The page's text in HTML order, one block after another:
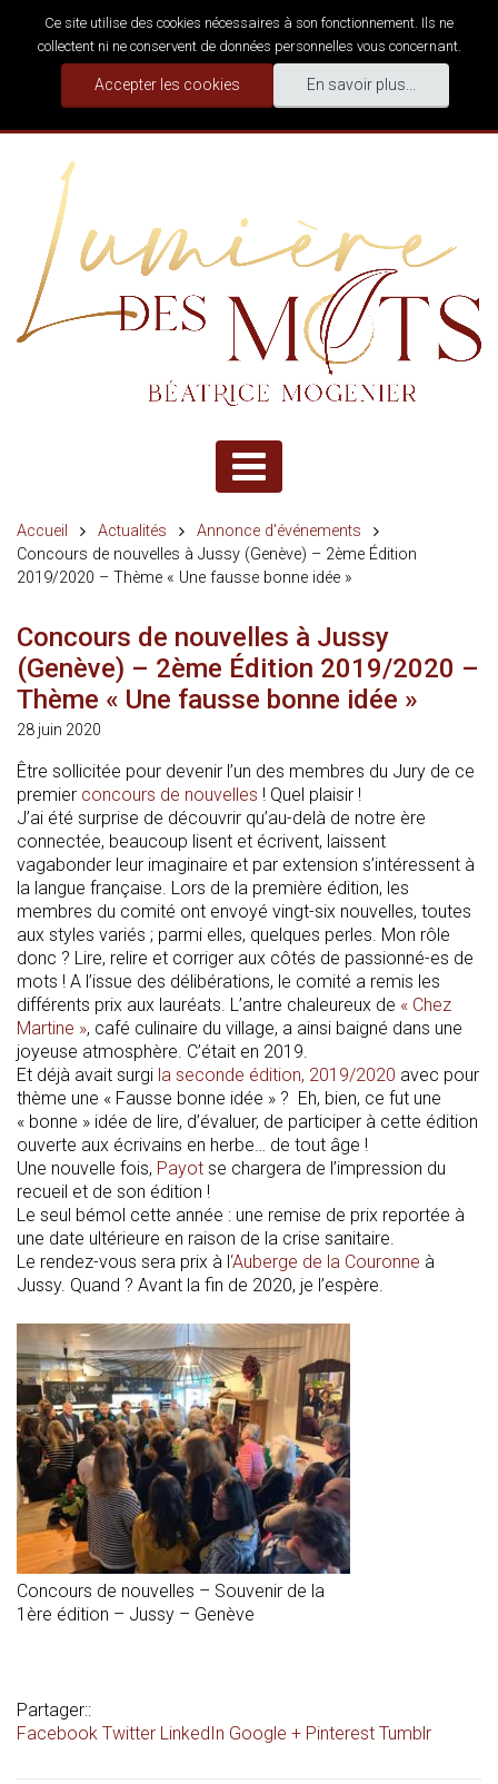
Ce site utilise des cookies nécessaires à son fonctionnement. Ils ne
collectent ni ne conservent de données personnelles vous concernant.
Accepter les cookies En savoir plus...
Accueil Actualités
Annonce d'événements
Concours de nouvelles à Jussy (Genève) – 2ème Édition
2019/2020 – Thème « Une fausse bonne idée »
Concours de nouvelles à Jussy
(Genève) – 2ème Édition 2019/2020 –
Thème « Une fausse bonne idée »
28 juin 2020
Être sollicitée pour devenir l’un des membres du Jury de ce
premier concours de nouvelles ! Quel plaisir !
J’ai été surprise de découvrir qu’au-delà de notre ère
connectée, beaucoup lisent et écrivent, laissent
vagabonder leur imaginaire et par extension s’intéressent à
la langue française. Lors de la première édition, les
membres du comité ont envoyé vingt-six nouvelles, toutes
aux styles variés ; parmi elles, quelques perles. Mon rôle
donc ? Lire, relire et corriger aux côtés de passionné-es de
mots ! A l’issue des délibérations, le comité a remis les
différents prix aux lauréats. L’antre chaleureux de « Chez
Martine », café culinaire du village, a ainsi baigné dans une
joyeuse atmosphère. C’était en 2019.
Et déjà avait surgi la seconde édition, 2019/2020 avec pour
thème une « Fausse bonne idée » ? Eh, bien, ce fut une
« bonne » idée de lire, d’évaluer, de participer à cette édition
ouverte aux écrivains en herbe… de tout âge !
Une nouvelle fois, Payot se chargera de l’impression du
recueil et de son édition !
Le seul bémol cette année : une remise de prix reportée à
une date ultérieure en raison de la crise sanitaire.
Le rendez-vous sera prix à l ‘Auberge de la Couronne à
Jussy. Quand ? Avant la fin de 2020, je l’espère.
Concours de nouvelles – Souvenir de la
1ère édition – Jussy – Genève
Partager::
Facebook Twitter LinkedIn Google + Pinterest Tumblr